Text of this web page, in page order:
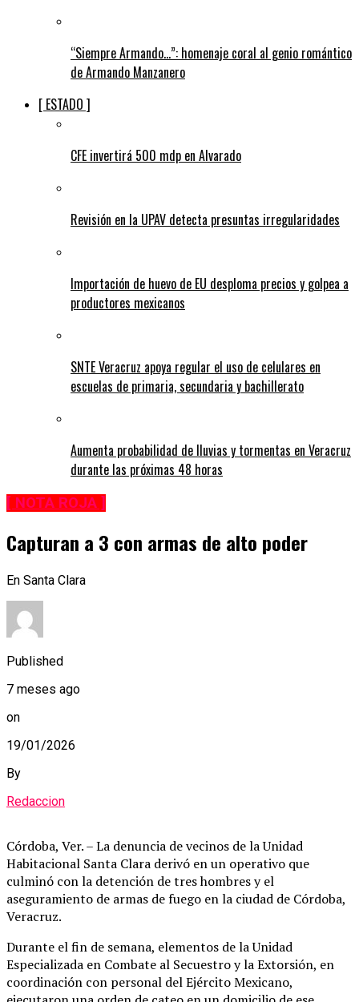
“Siempre Armando…”: homenaje coral al genio romántico
de Armando Manzanero
[ ESTADO ]
CFE invertirá 500 mdp en Alvarado
Revisión en la UPAV detecta presuntas irregularidades
Importación de huevo de EU desploma precios y golpea a
productores mexicanos
SNTE Veracruz apoya regular el uso de celulares en
escuelas de primaria, secundaria y bachillerato
Aumenta probabilidad de lluvias y tormentas en Veracruz
durante las próximas 48 horas
[ NOTA ROJA ]
Capturan a 3 con armas de alto poder
En Santa Clara
Published
7 meses ago
on
19/01/2026
By
Redaccion
Córdoba, Ver. – La denuncia de vecinos de la Unidad
Habitacional Santa Clara derivó en un operativo que
culminó con la detención de tres hombres y el
aseguramiento de armas de fuego en la ciudad de Córdoba,
Veracruz.
Durante el fin de semana, elementos de la Unidad
Especializada en Combate al Secuestro y la Extorsión, en
coordinación con personal del Ejército Mexicano,